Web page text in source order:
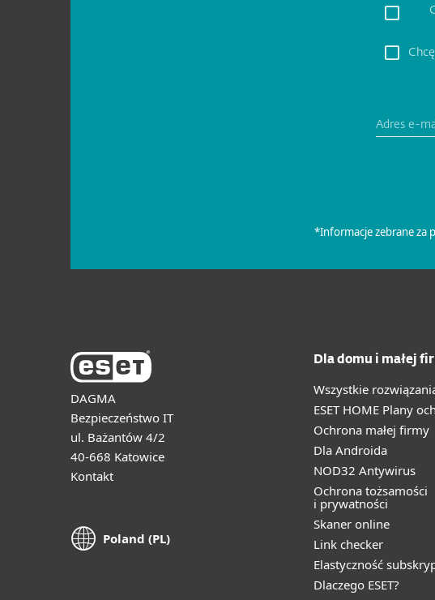
DAGMA
Bezpieczeństwo IT
ul. Bażantów 4/2
40-668 Katowice
Kontakt
Poland (PL)
Dla domu i małej
Wszystkie
ESET HOME Plany
Ochrona małej firmy
Dla Androida
NOD32 Antywirus
Ochrona tożsamości
i prywatności
Skaner online
Link checker
Elastyczność
Dlaczego ESET?